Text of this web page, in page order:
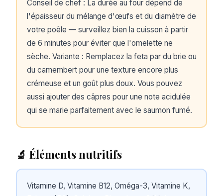
Conseil de chef : La durée au four dépend de
l'épaisseur du mélange d'œufs et du diamètre de
votre poêle — surveillez bien la cuisson à partir
de 6 minutes pour éviter que l'omelette ne
sèche. Variante : Remplacez la feta par du brie ou
du camembert pour une texture encore plus
crémeuse et un goût plus doux. Vous pouvez
aussi ajouter des câpres pour une note acidulée
qui se marie parfaitement avec le saumon fumé.
🔬 Éléments nutritifs
Vitamine D, Vitamine B12, Oméga-3, Vitamine K,